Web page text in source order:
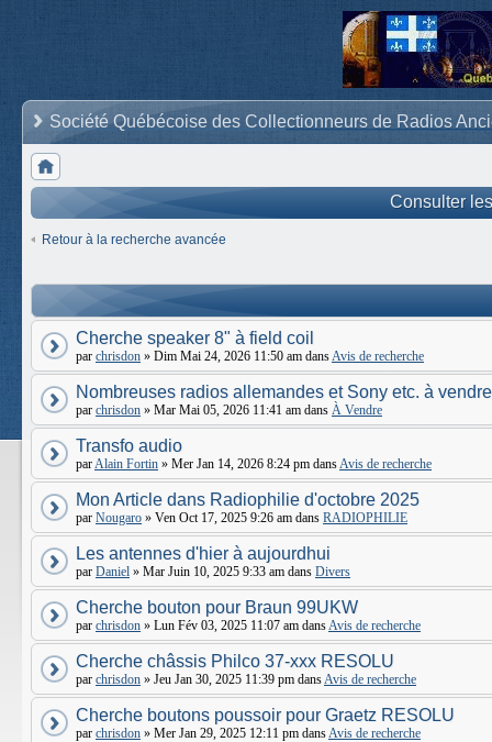
Société Québécoise des Collectionneurs de Radios
Consulter
Retour à la recherche avancée
Cherche speaker 8" à field coil
par chrisdon » Dim Mai 24, 2026 11:50 am dansAvis de recherche
Nombreuses radios allemandes et Sony etc. à vendre
par chrisdon » Mar Mai 05, 2026 11:41 am dans À Vendre
Transfo audio
parAlain Fortin » Mer Jan 14, 2026 8:24 pm dansAvis de recherche
Mon Article dans Radiophilie d'octobre 2025
par Nougaro » Ven Oct 17, 2025 9:26 am dans RADIOPHILIE
Les antennes d'hier à aujourdhui
par Daniel » Mar Juin 10, 2025 9:33 am dans Divers
Cherche bouton pour Braun 99UKW
par chrisdon » Lun Fév 03, 2025 11:07 am dansAvis de recherche
Cherche châssis Philco 37-xxx RESOLU
par chrisdon » Jeu Jan 30, 2025 11:39 pm dansAvis de recherche
Cherche boutons poussoir pour Graetz RESOLU
par chrisdon » Mer Jan 29, 2025 12:11 pm dansAvis de recherche